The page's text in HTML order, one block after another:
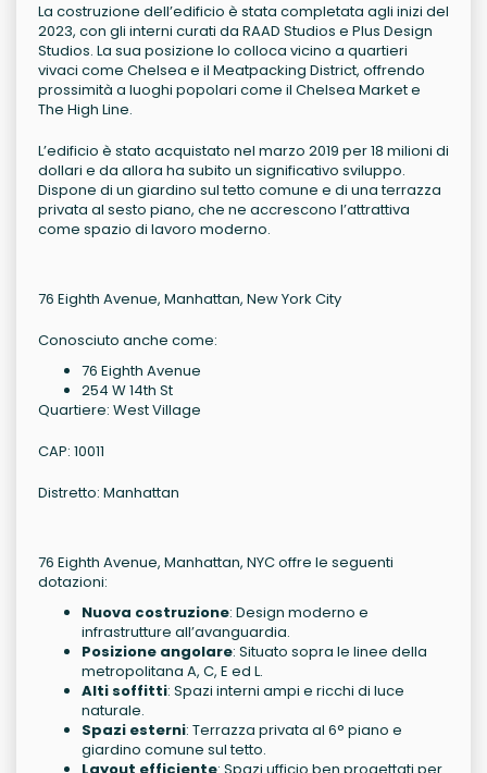
La costruzione dell’edificio è stata completata agli inizi del
2023, con gli interni curati da RAAD Studios e Plus Design
Studios. La sua posizione lo colloca vicino a quartieri
vivaci come Chelsea e il Meatpacking District, offrendo
prossimità a luoghi popolari come il Chelsea Market e
The High Line.
L’edificio è stato acquistato nel marzo 2019 per 18 milioni di
dollari e da allora ha subito un significativo sviluppo.
Dispone di un giardino sul tetto comune e di una terrazza
privata al sesto piano, che ne accrescono l’attrattiva
come spazio di lavoro moderno.
76 Eighth Avenue, Manhattan, New York City
Conosciuto anche come:
76 Eighth Avenue
254 W 14th St
Quartiere: West Village
CAP: 10011
Distretto: Manhattan
76 Eighth Avenue, Manhattan, NYC offre le seguenti
dotazioni:
Nuova costruzione: Design moderno e
infrastrutture all’avanguardia.
Posizione angolare: Situato sopra le linee della
metropolitana A, C, E ed L.
Alti soffitti: Spazi interni ampi e ricchi di luce
naturale.
Spazi esterni: Terrazza privata al 6° piano e
giardino comune sul tetto.